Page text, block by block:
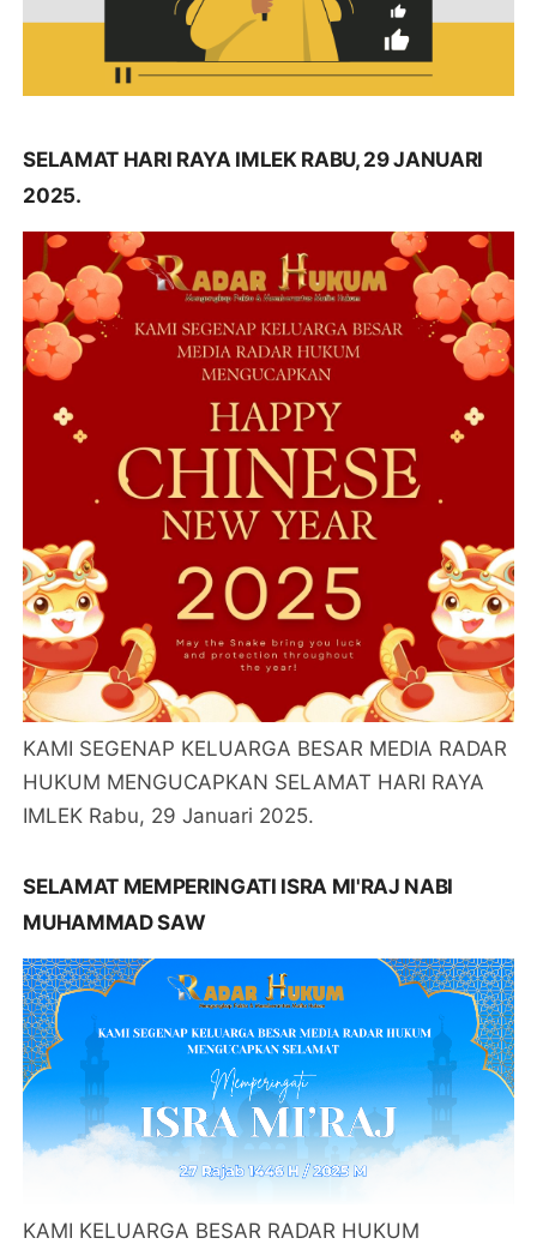
SELAMAT HARI RAYA IMLEK RABU, 29 JANUARI
2025.
KAMI SEGENAP KELUARGA BESAR MEDIA RADAR
HUKUM MENGUCAPKAN SELAMAT HARI RAYA
IMLEK Rabu, 29 Januari 2025.
SELAMAT MEMPERINGATI ISRA MI'RAJ NABI
MUHAMMAD SAW
KAMI KELUARGA BESAR RADAR HUKUM